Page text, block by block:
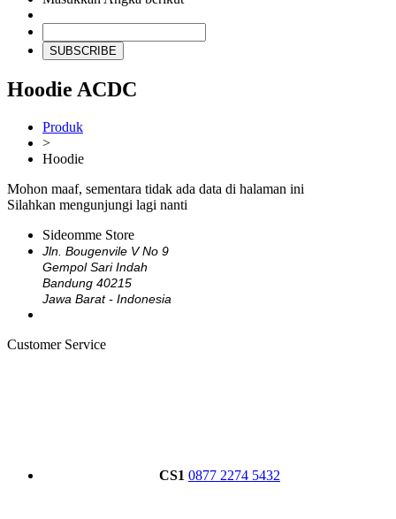
SUBSCRIBE
Hoodie ACDC
Produk
>
Hoodie
Mohon maaf, sementara tidak ada data di halaman ini
Silahkan mengunjungi lagi nanti
Sideomme Store
Jln. Bougenvile V No 9
Gempol Sari Indah
Bandung 40215
Jawa Barat - Indonesia
Customer Service
CS1 0877 2274 5432